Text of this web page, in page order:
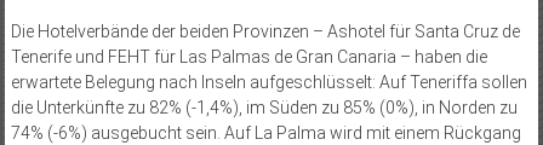
Die Hotelverbände der beiden Provinzen – Ashotel für Santa Cruz de
Tenerife und FEHT für Las Palmas de Gran Canaria – haben die
erwartete Belegung nach Inseln aufgeschlüsselt: Auf Teneriffa sollen
die Unterkünfte zu 82% (-1,4%), im Süden zu 85% (0%), in Norden zu
74% (-6%) ausgebucht sein. Auf La Palma wird mit einem Rückgang